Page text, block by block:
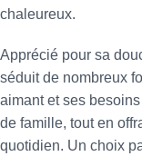
chaleureux.
Apprécié pour sa
séduit de nombreux
aimant et ses
de famille, tout en
quotidien. Un choix